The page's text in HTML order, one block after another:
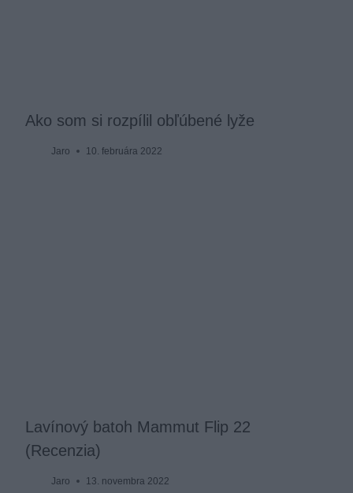
Ako som si rozpílil obľúbené lyže
Jaro 10. februára 2022
Lavínový batoh Mammut Flip 22
(Recenzia)
Jaro 13. novembra 2022